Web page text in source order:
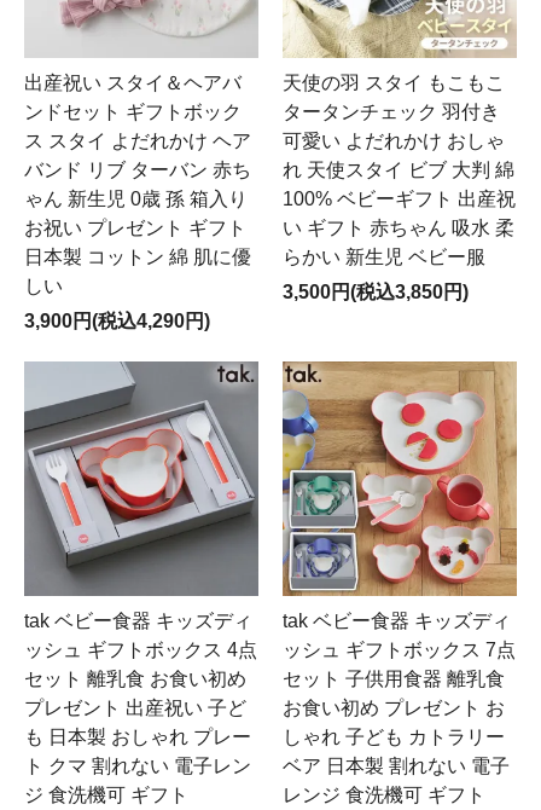
出産祝い スタイ＆ヘアバ
ンドセット ギフトボック
ス スタイ よだれかけ ヘア
バンド リブ ターバン 赤ち
ゃん 新生児 0歳 孫 箱入り
お祝い プレゼント ギフト
日本製 コットン 綿 肌に優
しい
3,900円(税込4,290円)
天使の羽 スタイ もこもこ
タータンチェック 羽付き
可愛い よだれかけ おしゃ
れ 天使スタイ ビブ 大判 綿
100% ベビーギフト 出産祝
い ギフト 赤ちゃん 吸水 柔
らかい 新生児 ベビー服
3,500円(税込3,850円)
tak ベビー食器 キッズディ
ッシュ ギフトボックス 4点
セット 離乳食 お食い初め
プレゼント 出産祝い 子ど
も 日本製 おしゃれ プレー
ト クマ 割れない 電子レン
ジ 食洗機可 ギフト
tak ベビー食器 キッズディ
ッシュ ギフトボックス 7点
セット 子供用食器 離乳食
お食い初め プレゼント お
しゃれ 子ども カトラリー
ベア 日本製 割れない 電子
レンジ 食洗機可 ギフト